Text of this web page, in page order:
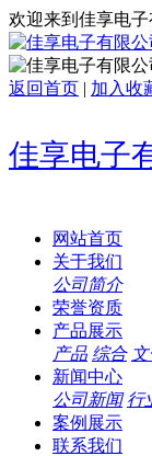
欢迎来到佳享电子
返回首页 | 加入收
佳享电子
网站首页
关于我们
公司简介
荣誉资质
产品展示
产品 综合
新闻中心
公司新闻 行
案例展示
联系我们